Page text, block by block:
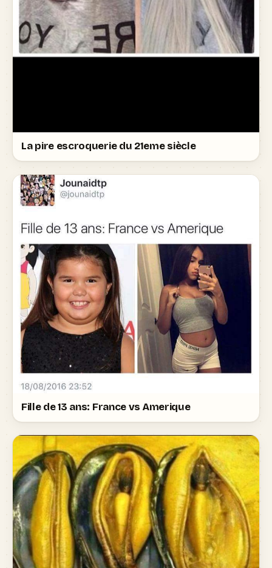
La pire escroquerie du 21eme siècle
Fille de 13 ans: France vs Amerique